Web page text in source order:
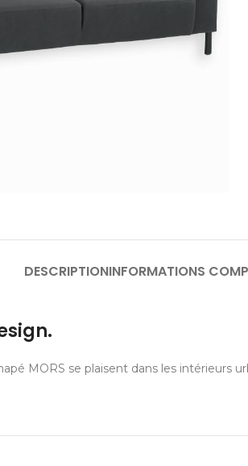
DESCRIPTIONINFORMATIONS
MORS se plaisent dans les intérieurs